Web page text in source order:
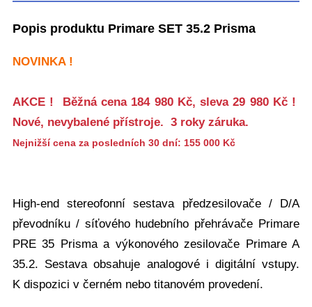
Popis produktu Primare SET 35.2 Prisma
NOVINKA !
AKCE ! Běžná cena 184 980 Kč, sleva 29 980 Kč !
Nové, nevybalené přístroje. 3 roky záruka.
Nejnižší cena za posledních 30 dní: 155 000 Kč
High-end stereofonní sestava předzesilovače / D/A
převodníku / síťového hudebního přehrávače Primare
PRE 35 Prisma a výkonového zesilovače Primare A
35.2. Sestava obsahuje analogové i digitální vstupy.
K dispozici v černém nebo titanovém provedení.